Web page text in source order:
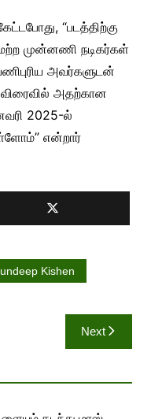
“படத்திற்கு
முன்னணி நடிகர்கள்
அவர்களுடன்
விரைவில் அதற்கான
2025-ல்
என்றார்
Kishen
Next